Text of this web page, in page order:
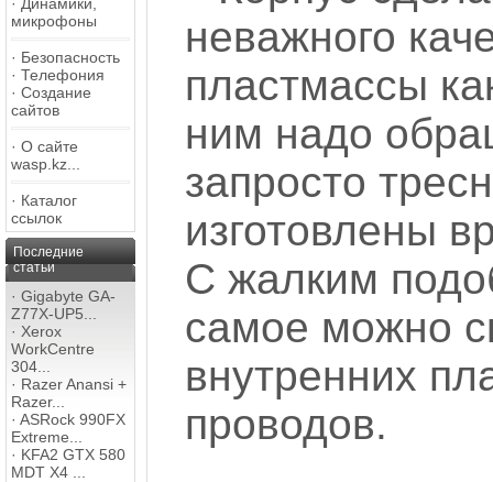
микрофоны
· Безопасность
· Телефония
· Создание
сайтов
· О сайте
wasp.kz...
· Каталог
ссылок
Последние
статьи
· Gigabyte GA-
Z77X-UP5...
· Xerox
WorkCentre
304...
· Razer Anansi +
Razer...
· ASRock 990FX
Extreme...
· KFA2 GTX 580
MDT X4 ...
неважного
пластмассы
ним надо
запросто
изготовлены
С жалким
самое можно
внутренних
проводов.